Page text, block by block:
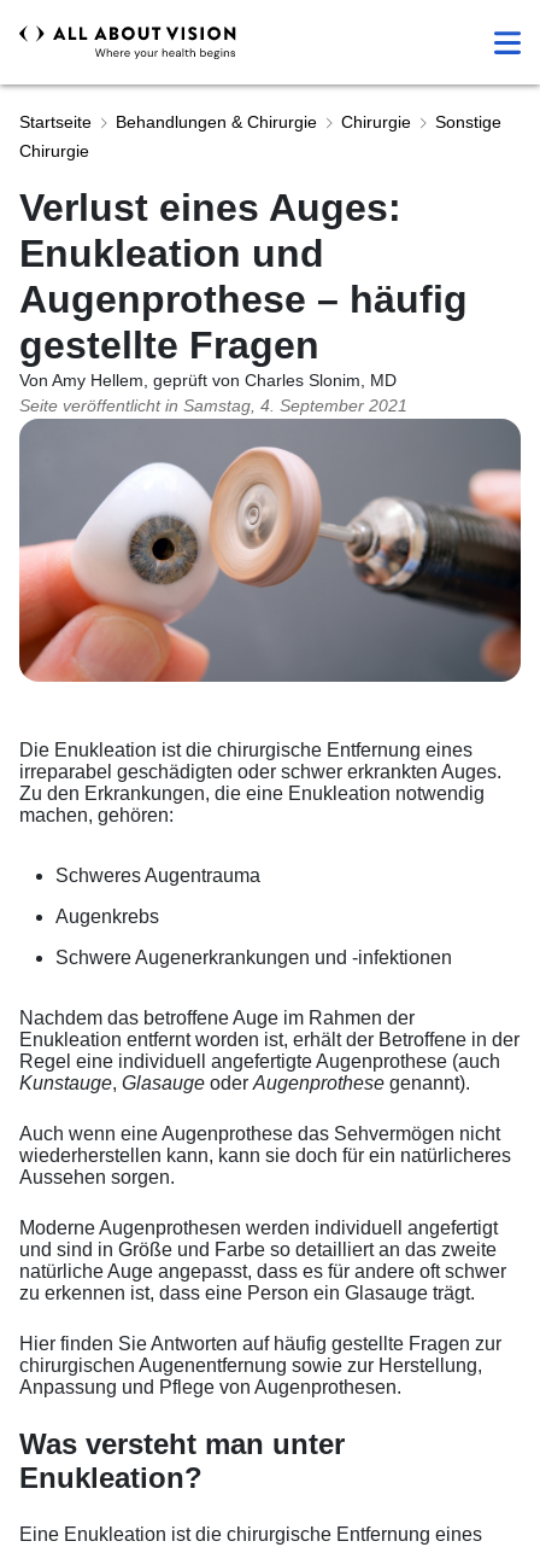
Startseite Behandlungen & Chirurgie Chirurgie
Sonstige
Chirurgie
Verlust eines Auges:
Enukleation und
Augenprothese – häufig
gestellte Fragen
Von Amy Hellem, geprüft von Charles Slonim, MD
Seite veröffentlicht in Samstag, 4. September 2021
Die Enukleation ist die chirurgische Entfernung eines
irreparabel geschädigten oder schwer erkrankten Auges.
Zu den Erkrankungen, die eine Enukleation notwendig
machen, gehören:
Schweres Augentrauma
Augenkrebs
Schwere Augenerkrankungen und -infektionen
Nachdem das betroffene Auge im Rahmen der
Enukleation entfernt worden ist, erhält der Betroffene in der
Regel eine individuell angefertigte Augenprothese (auch
Kunstauge, Glasauge oder Augenprothese genannt).
Auch wenn eine Augenprothese das Sehvermögen nicht
wiederherstellen kann, kann sie doch für ein natürlicheres
Aussehen sorgen.
Moderne Augenprothesen werden individuell angefertigt
und sind in Größe und Farbe so detailliert an das zweite
natürliche Auge angepasst, dass es für andere oft schwer
zu erkennen ist, dass eine Person ein Glasauge trägt.
Hier finden Sie Antworten auf häufig gestellte Fragen zur
chirurgischen Augenentfernung sowie zur Herstellung,
Anpassung und Pflege von Augenprothesen.
Was versteht man unter
Enukleation?
Eine Enukleation ist die chirurgische Entfernung eines